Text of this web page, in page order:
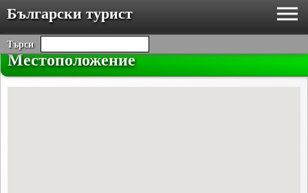
Български турист
Търси
Местоположение